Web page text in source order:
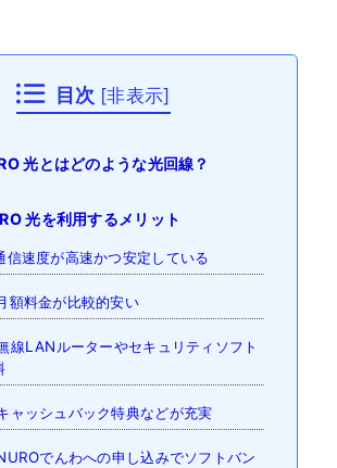
目次 [非表示]
光とはどのような光回線？
光を利用するメリット
信速度が高速かつ安定している
額料金が比較的安い
線LANルーターやセキュリティソフト
ャッシュバック特典などが充実
でんわへの申し込みでソフトバン